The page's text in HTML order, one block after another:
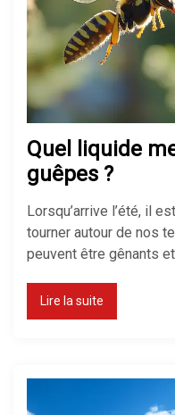
Quel liquide
guêpes ?
Lorsqu’arrive l’été, il
tourner autour de nos
peuvent être gênants
Lire la suite